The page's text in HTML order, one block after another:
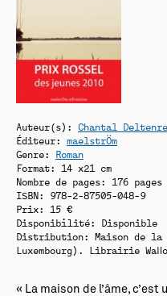
Auteur(s): Chantal Deltenre
Éditeur: maelstrÖm
Genre: Roman
Format: 14 x21 cm
Nombre de pages: 176 pages
ISBN: 978-2-87505-048-9
Prix: 15 €
Disponibilité:
Disponible
Distribution: Maison de la
Luxembourg). Librairie
« La maison de l’âme,